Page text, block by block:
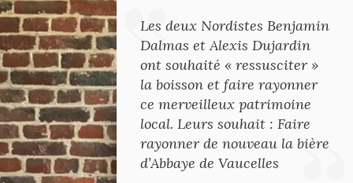
Les deux Nordistes Benjamin
Dalmas et Alexis Dujardin
ont souhaité « ressusciter »
la boisson et faire rayonner
ce merveilleux patrimoine
local. Leurs souhait : Faire
rayonner de nouveau la bière
d’Abbaye de Vaucelles